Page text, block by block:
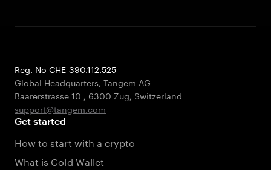
Reg. No CHE-390.112.525
Global Headquarters, Tangem AG
Baarerstrasse 10 , 6300 Zug, Switzerland
support@tangem.com
Get started
How to start with a crypto
What is Cold Wallet